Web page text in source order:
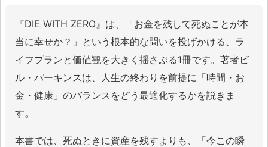
『DIE WITH ZERO』は、「お金を残して死ぬことが本
当に幸せか？」という根本的な問いを投げかける、ラ
イフプランと価値観を大きく揺さぶる1冊です。著者ビ
ル・パーキンスは、人生の終わりを前提に「時間・お
金・健康」のバランスをどう最適化するかを説きま
す。
本書では、死ぬときに資産を残すよりも、「今この瞬